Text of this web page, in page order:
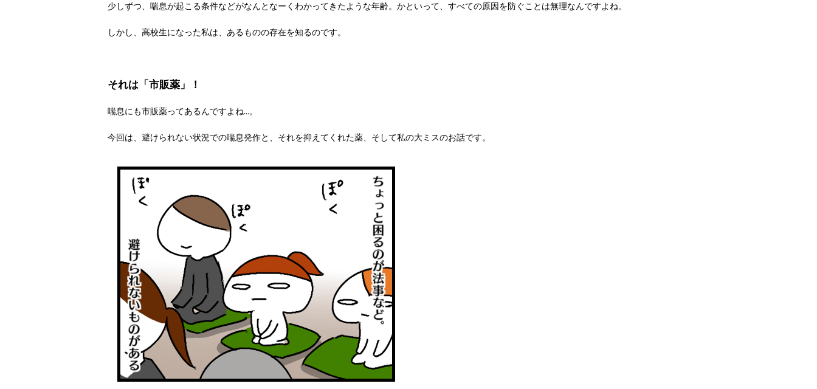
少しずつ、喘息が起こる条件などがなんとなーくわかってきたような年齢。かといって、すべての原因を防ぐことは無理なんですよね。
しかし、高校生になった私は、あるものの存在を知るのです。
それは「市販薬」！
喘息にも市販薬ってあるんですよね...。
今回は、避けられない状況での喘息発作と、それを抑えてくれた薬、そして私の大ミスのお話です。